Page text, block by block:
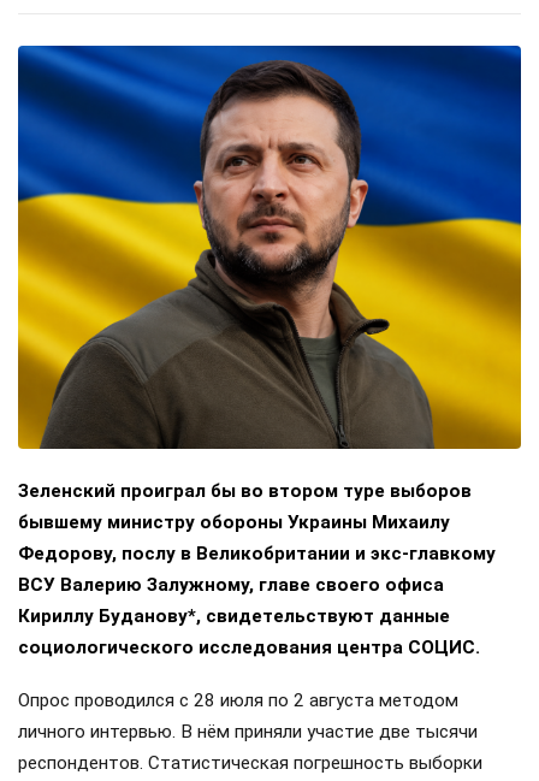
Зеленский проиграл бы во втором туре выборов
бывшему министру обороны Украины Михаилу
Федорову, послу в Великобритании и экс-главкому
ВСУ Валерию Залужному, главе своего офиса
Кириллу Буданову*, свидетельствуют данные
социологического исследования центра СОЦИС.
Опрос проводился с 28 июля по 2 августа методом
личного интервью. В нём приняли участие две тысячи
респондентов. Статистическая погрешность выборки